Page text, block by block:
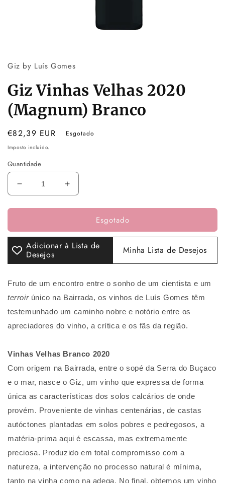
1
Giz by Luís Gomes
Giz Vinhas Velhas 2020
(Magnum) Branco
Preço
normal
€82,39 EUR Esgotado
Imposto incluído.
Quantidade
Diminuir
a
quantidade
Giz
Vinhas
Velhas
2020
Branco
Aumentar
a
quantidade
Giz
Vinhas
Velhas
2020
Branco
Esgotado
Adicionar à Lista de
Desejos Minha Lista de Desejos
Fruto de um encontro entre o sonho de um cientista e um
terroirúnico na Bairrada, os vinhos de Luís Gomes têm
testemunhado um caminho nobre e notório entre os
apreciadores do vinho, a crítica e os fãs da região.
Vinhas Velhas Branco 2020
Com origem na Bairrada, entre o sopé da Serra do Buçaco
e o mar, nasce o Giz, um vinho que expressa de forma
única as características dos solos calcários de onde
provém. Proveniente de vinhas centenárias, de castas
autóctones plantadas em solos pobres e pedregosos, a
matéria-prima aqui é escassa, mas extremamente
preciosa. Produzido em total compromisso com a
natureza, a intervenção no processo natural é mínima,
tanto na vinha como na adega. No final, obtemos um vinho